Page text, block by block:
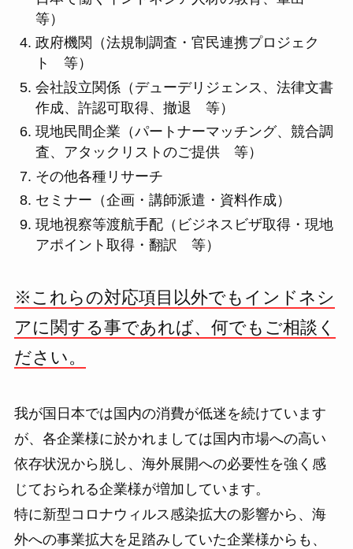
等）
政府機関（法規制調査・官民連携プロジェク
ト 等）
会社設立関係（デューデリジェンス、法律文書
作成、許認可取得、撤退 等）
現地民間企業（パートナーマッチング、競合調
査、アタックリストのご提供 等）
その他各種リサーチ
セミナー（企画・講師派遣・資料作成）
現地視察等渡航手配（ビジネスビザ取得・現地
アポイント取得・翻訳 等）
※これらの対応項目以外でもインドネシ
アに関する事であれば、何でもご相談く
ださい。
我が国日本では国内の消費が低迷を続けています
が、各企業様に於かれましては国内市場への高い
依存状況から脱し、海外展開への必要性を強く感
じておられる企業様が増加しています。
特に新型コロナウィルス感染拡大の影響から、海
外への事業拡大を足踏みしていた企業様からも、